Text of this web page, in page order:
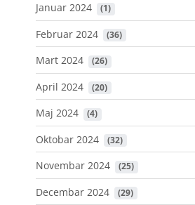
Januar 2024 (1)
Februar 2024 (36)
Mart 2024 (26)
April 2024 (20)
Maj 2024 (4)
Oktobar 2024 (32)
Novembar 2024 (25)
Decembar 2024 (29)